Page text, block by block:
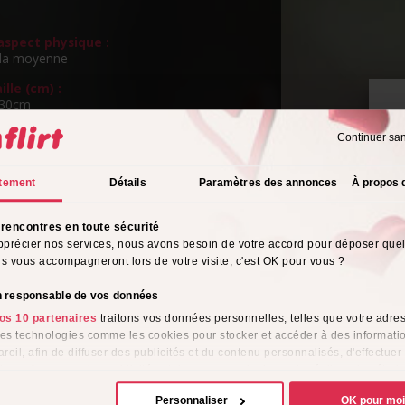
Continuer
Détails Paramètres des annonces À propos
en toute sécurité
nos services, nous avons besoin de votre accord pour déposer
vous accompagneront lors de votre visite, c'est OK pour vous ?
responsable de vos données
10 partenaires traitons vos données personnelles, telles que votre
technologies comme les cookies pour stocker et accéder à des
afin de diffuser des publicités et du contenu personnalisés, d'effectuer
favorisant ainsi le développement de services. Vous avez le choix quant
Personnaliser OK pour moi
physique :
moyenne
(cm) :
de cheveux :
:
sexuelle :
vestimentaire :